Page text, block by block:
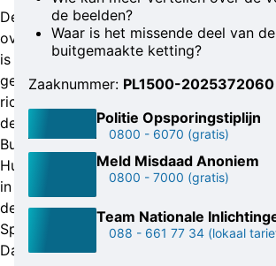
De
overvaller
is
gevlucht
richting
de
Busken
Huetstraat
in
de
Spoorwijk.
Daarna
de beelden?
Waar is het missende deel van de
buitgemaakte ketting?
Zaaknummer: PL1500-2025372060
Politie Opsporingstiplijn
0800 - 6070 (gratis)
Meld Misdaad Anoniem
0800 - 7000 (gratis)
Team Nationale
088 - 661 77 34 (lokaal